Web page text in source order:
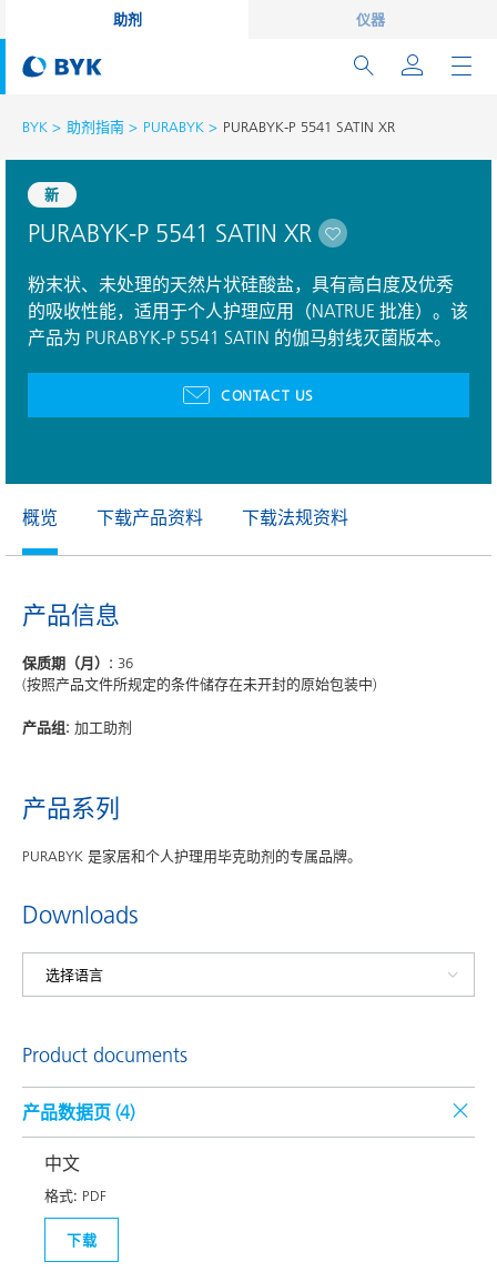
助剂 仪器
BYK 助剂指南 PURABYK PURABYK-P 5541 SATIN XR
新
PURABYK-P 5541 SATIN XR
粉末状、未处理的天然片状硅酸盐，具有高白度及优秀
的吸收性能，适用于个人护理应用（NATRUE 批准）。该
产品为 PURABYK-P 5541 SATIN 的伽马射线灭菌版本。
CONTACT US
概览 下载产品资料 下载法规资料
产品信息
保质期（月）: 36
(按照产品文件所规定的条件储存在未开封的原始包装中)
产品组: 加工助剂
产品系列
PURABYK 是家居和个人护理用毕克助剂的专属品牌。
Downloads
Product documents
产品数据页 (4)
中文
格式: PDF
下载